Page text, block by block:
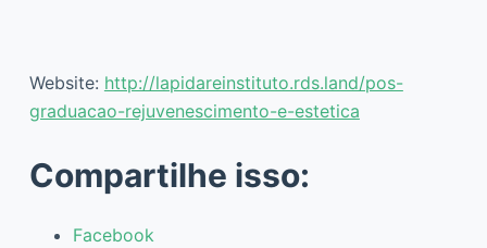
Website: http://lapidareinstituto.rds.land/pos-
graduacao-rejuvenescimento-e-estetica
Compartilhe isso:
Facebook